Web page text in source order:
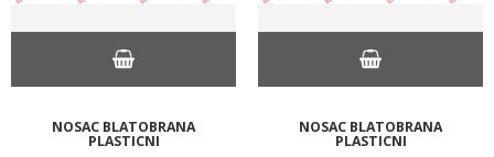
NOSAC BLATOBRANA
PLASTICNI
NOSAC BLATOBRANA
PLASTICNI